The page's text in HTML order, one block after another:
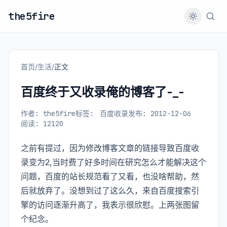
the5fire
首页/生活/正文
百度终于又收录俺的博客了-_-
作者: the5fire标签: 百度收录发布: 2012-12-06
阅读: 12120
之前有提过，因为修改博客文章的链接导致百度收
录变为2,当时费了好多时间在研究怎么才能解决这个
问题，百度的站长规范看了又看，也没啥帮助，然
后就放弃了。没想到过了这么久，来自百度搜索引
擎的访问逐渐升高了，我表示很欣慰。上两张图留
个纪念。